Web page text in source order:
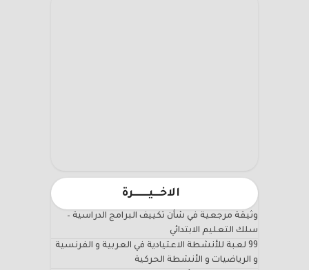
الاخـــيـــــــرة
وثيقة مرجعية في شأن تكييف البرامج الدراسية –
سلك التعليم الابتدائي
99 لعبة للأنشطة الاعتيادية في العربية و الفرنسية
و الرياضيات و الأنشطة الحركية